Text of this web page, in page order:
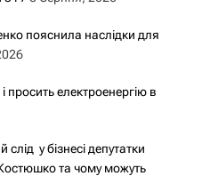
пояснила наслідки для
просить електроенергію в
у бізнесі депутатки
та чому можуть